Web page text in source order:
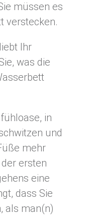
müssen es
verstecken.
Ihr
was die
in
und
mehr
ersten
eine
dass Sie
als man(n)